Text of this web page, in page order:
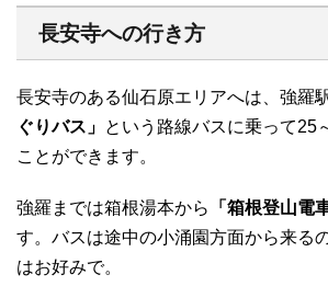
長安寺への行き方
長安寺のある仙石原エリアへは、強羅
ぐりバス」 という路線バスに乗って25
ことができます。
強羅までは箱根湯本から 「箱根登山電
す。バスは途中の小涌園方面から来る
はお好みで。